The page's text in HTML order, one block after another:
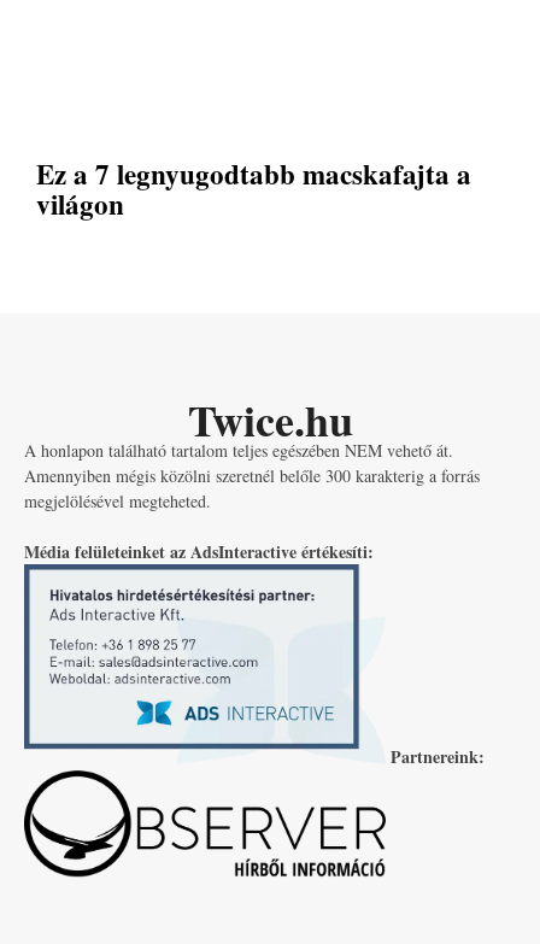
Ez a 7 legnyugodtabb macskafajta a
világon
Twice.hu
A honlapon található tartalom teljes egészében NEM vehető át.
Amennyiben mégis közölni szeretnél belőle 300 karakterig a forrás
megjelölésével megteheted.
Média felületeinket az AdsInteractive értékesíti:
Partnereink: